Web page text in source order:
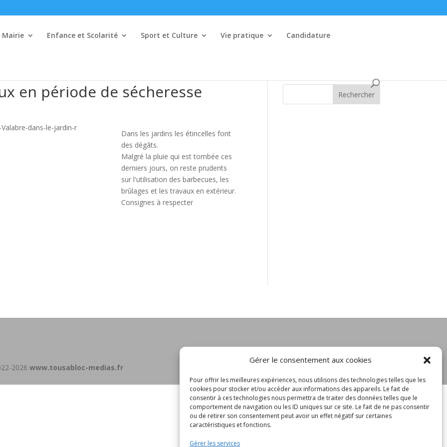
Gérer le consentement aux cookies
Pour offrir les meilleures expériences, nous utilisons des technologies telles que les
cookies pour stocker et/ou accéder aux informations des appareils. Le fait de
consentir à ces technologies nous permettra de traiter des données telles que le
comportement de navigation ou les ID uniques sur ce site. Le fait de ne pas consentir
ou de retirer son consentement peut avoir un effet négatif sur certaines
caractéristiques et fonctions.
Gérer les services
Mairie Enfance et Scolarité Sport et Culture Vie pratique Candidature
en période de sécheresse
Dans les jardins les étincelles font
des dégâts.
Malgré la pluie qui est tombée ces
derniers jours, on reste prudents
sur l'utilisation des barbecues, les
brûlages et les travaux en extérieur.
Consignes à respecter
Rechercher
2026 www.tousabloc-medias.fr